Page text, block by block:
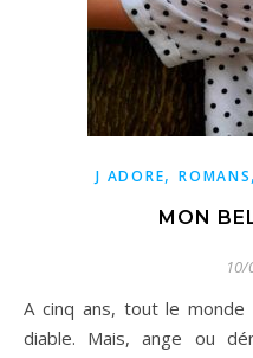
J ADORE,ROMANS
MON
10/
A cinq ans, tout le monde bat Zézé et lui dit qu'il est le
diable. Mais, ange ou